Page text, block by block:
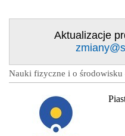
Aktualizacje
Nauki fizyczne i o środowisku